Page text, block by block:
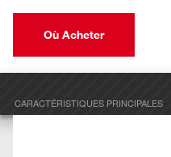
Où Acheter
CARACTÉRISTIQUES PRINCIPALES